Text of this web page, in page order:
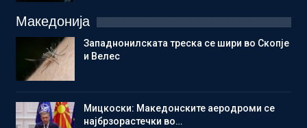
Македонија
Западнонилската треска се шири во Скопје
и Велес
Мицкоски: Македонските аеродроми се
најбрзорастечки во…